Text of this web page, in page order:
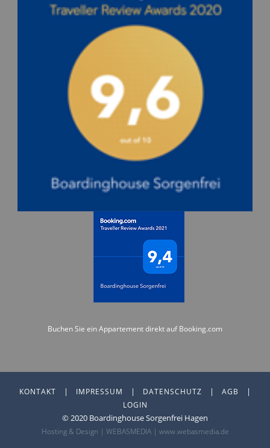
Buchen Sie ein Appartement direkt auf Booking.com
KONTAKT | IMPRESSUM | DATENSCHUTZ | AGB |
LOGIN
© 2020 Boardinghouse Sorgenfrei Hagen
Hosting & Design | WEBASMEDIA | www.webasmedia.de